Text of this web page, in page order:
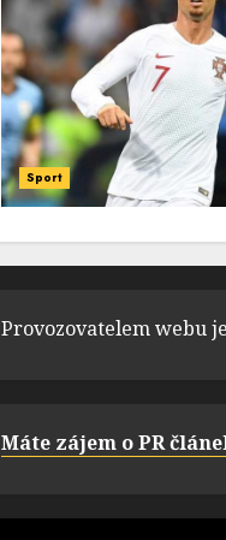
Sport
Provozovatelem webu
Máte zájem o PR